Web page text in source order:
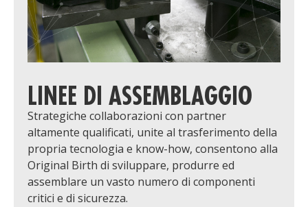
LINEE DI ASSEMBLAGGIO
Strategiche collaborazioni con partner
altamente qualificati, unite al trasferimento della
propria tecnologia e know-how, consentono alla
Original Birth di sviluppare, produrre ed
assemblare un vasto numero di componenti
critici e di sicurezza.